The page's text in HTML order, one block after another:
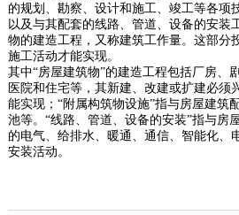
的规划、勘察、设计和施工、竣工等各项
以及与其配套的线路、管道、设备的安装
物的建造工程，又称建筑工作量。这部分
施工活动才能实现。
其中“房屋建筑物”的建造工程包括厂房、
医院和住宅等，其新建、改建或扩建必须
能实现；“附属构筑物设施”指与房屋建筑
池等。“线路、管道、设备的安装”指与房
的电气、给排水、暖通、通信、智能化、
安装活动。